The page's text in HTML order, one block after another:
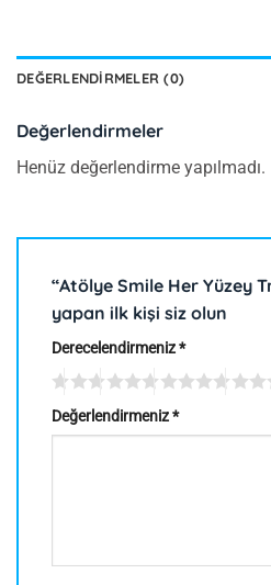
DEĞERLENDIRMELER (0)
Değerlendirmeler
Henüz değerlendirme yapılmadı.
“Atölye Smile Her Yüzey
yapan ilk kişi siz olun
Derecelendirmeniz*
Değerlendirmeniz*